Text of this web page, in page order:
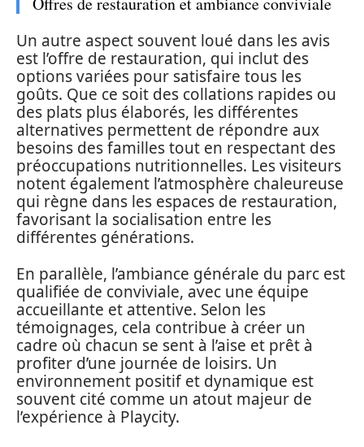
Un autre aspect souvent loué dans les avis
est l’offre de restauration, qui inclut des
options variées pour satisfaire tous les
goûts. Que ce soit des collations rapides ou
des plats plus élaborés, les différentes
alternatives permettent de répondre aux
besoins des familles tout en respectant des
préoccupations nutritionnelles. Les visiteurs
notent également l’atmosphère chaleureuse
qui règne dans les espaces de restauration,
favorisant la socialisation entre les
différentes générations.
En parallèle, l’ambiance générale du parc est
qualifiée de conviviale, avec une équipe
accueillante et attentive. Selon les
témoignages, cela contribue à créer un
cadre où chacun se sent à l’aise et prêt à
profiter d’une journée de loisirs. Un
environnement positif et dynamique est
souvent cité comme un atout majeur de
l’expérience à Playcity.